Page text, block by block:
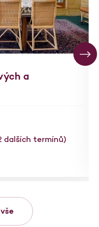
a
dalších termínů)